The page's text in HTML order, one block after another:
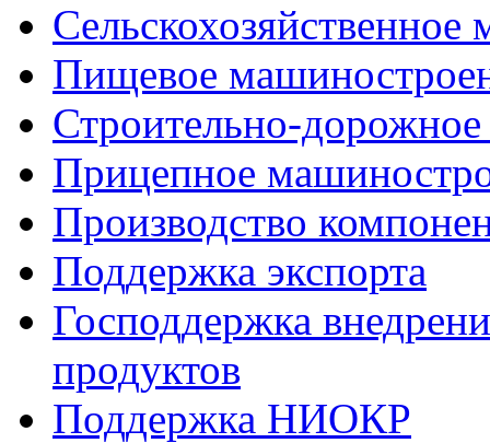
Пищевое
Строительно-
Прицепное
Производство
Поддержка экспорта
Господдержка
продуктов
Поддержка НИОКР